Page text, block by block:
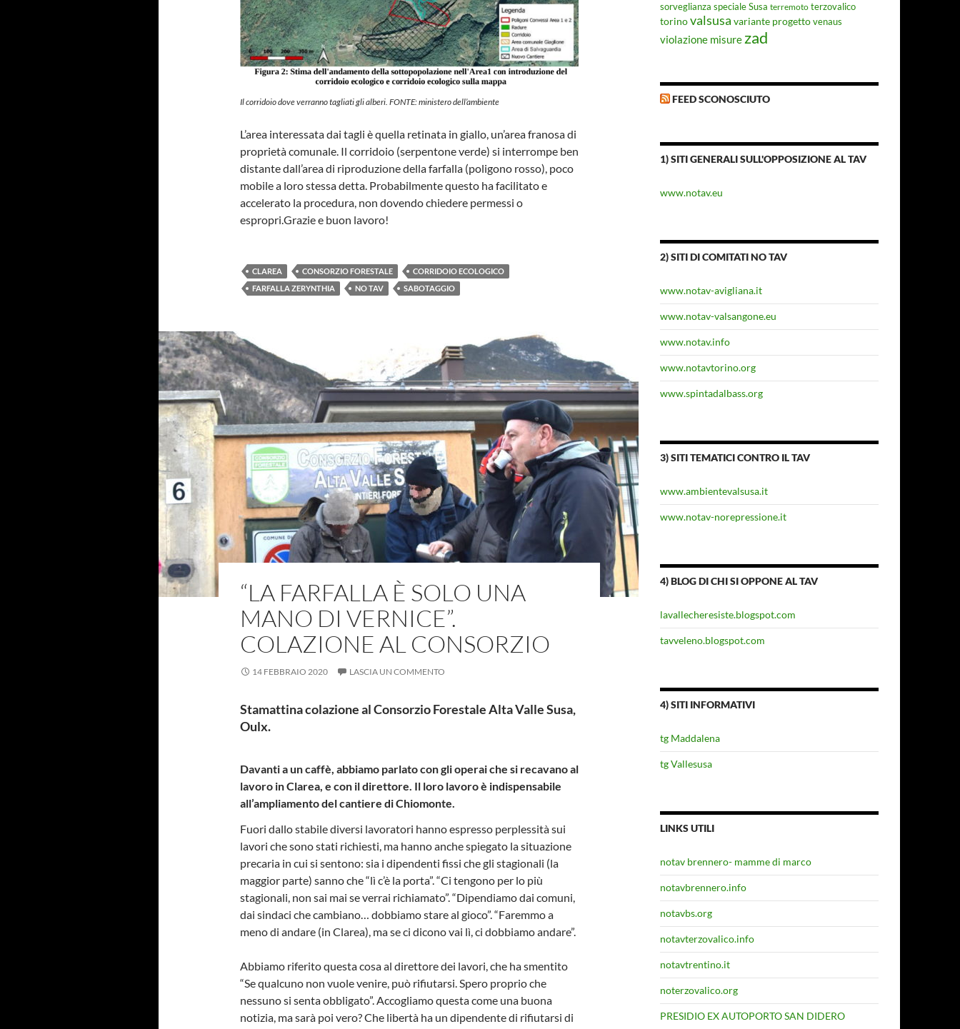
Il corridoio dove verranno tagliati gli alberi. FONTE: ministero dell’ambiente
L’area interessata dai tagli è quella retinata in giallo, un’area franosa di
proprietà comunale. Il corridoio (serpentone verde) si interrompe ben
distante dall’area di riproduzione della farfalla (poligono rosso), poco
mobile a loro stessa detta. Probabilmente questo ha facilitato e
accelerato la procedura, non dovendo chiedere permessi o
espropri.Grazie e buon lavoro!
CLAREA CONSORZIO FORESTALE
CORRIDOIO ECOLOGICO
FARFALLA ZERYNTHIA
NO TAV SABOTAGGIO
“LA FARFALLA È SOLO UNA
MANO DI VERNICE”.
COLAZIONE AL CONSORZIO
14 FEBBRAIO 2020 LASCIA UN COMMENTO
Stamattina colazione al Consorzio Forestale Alta Valle Susa,
Oulx.
Davanti a un caffè, abbiamo parlato con gli operai che si recavano al
lavoro in Clarea, e con il direttore. Il loro lavoro è indispensabile
all’ampliamento del cantiere di Chiomonte.
Fuori dallo stabile diversi lavoratori hanno espresso perplessità sui
lavori che sono stati richiesti, ma hanno anche spiegato la situazione
precaria in cui si sentono: sia i dipendenti fissi che gli stagionali (la
maggior parte) sanno che “lì c’è la porta”. “Ci tengono per lo più
stagionali, non sai mai se verrai richiamato”. “Dipendiamo dai comuni,
dai sindaci che cambiano… dobbiamo stare al gioco”. “Faremmo a
meno di andare (in Clarea), ma se ci dicono vai lì, ci dobbiamo andare”.
Abbiamo riferito questa cosa al direttore dei lavori, che ha smentito
“Se qualcuno non vuole venire, può rifiutarsi. Spero proprio che
nessuno si senta obbligato”. Accogliamo questa come una buona
notizia, ma sarà poi vero? Che libertà ha un dipendente di rifiutarsi di
sorveglianza speciale Susa terremoto terzovalico
torinovalsusa variante progettovenaus
violazione misure zad
FEED SCONOSCIUTO
1) SITI GENERALI SULL'OPPOSIZIONE AL TAV
www.notav.eu
2) SITI DI COMITATI NO TAV
www.notav-avigliana.it
www.notav-valsangone.eu
www.notav.info
www.notavtorino.org
www.spintadalbass.org
3) SITI TEMATICI CONTRO IL TAV
www.ambientevalsusa.it
www.notav-norepressione.it
4) BLOG DI CHI SI OPPONE AL TAV
lavallecheresiste.blogspot.com
tavveleno.blogspot.com
4) SITI INFORMATIVI
tg Maddalena
tg Vallesusa
LINKS UTILI
notav brennero- mamme di marco
notavbrennero.info
notavbs.org
notavterzovalico.info
notavtrentino.it
noterzovalico.org
PRESIDIO EX AUTOPORTO SAN DIDERO